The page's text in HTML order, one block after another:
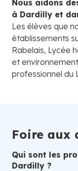
Nous aidons
à Dardilly et
Les élèves que
établissements
Rabelais, Lycée
et
professionnel du
Foire aux
Qui sont les
Dardilly ?